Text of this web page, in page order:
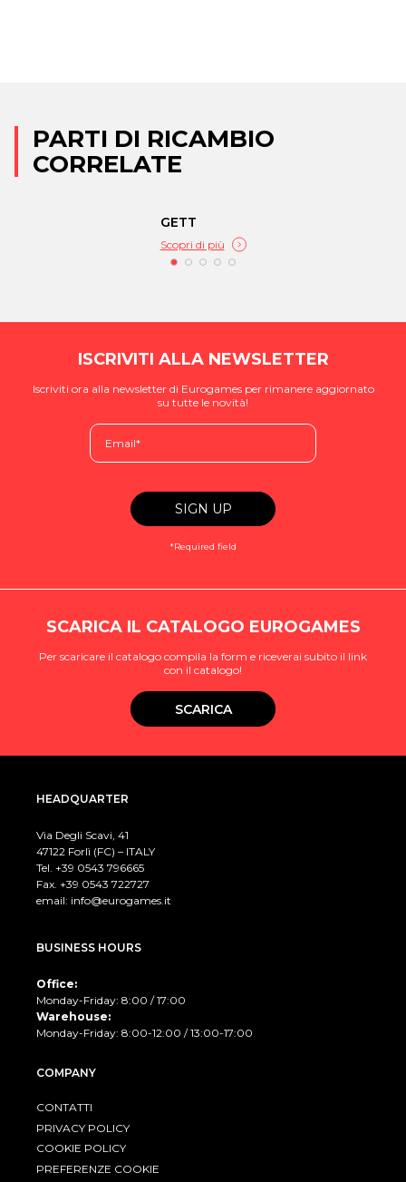
PARTI DI RICAMBIO
CORRELATE
GETT
Scopri di più
ISCRIVITI ALLA NEWSLETTER
Iscriviti ora alla newsletter di Eurogames per rimanere aggiornato
su tutte le novità!
*Required field
SCARICA IL CATALOGO EUROGAMES
Per scaricare il catalogo compila la form e riceverai subito il link
con il catalogo!
SCARICA
HEADQUARTER
Via Degli Scavi, 41
47122 Forlì (FC) – ITALY
Tel. +39 0543 796665
Fax. +39 0543 722727
email: info@eurogames.it
BUSINESS HOURS
Office:
Monday-Friday: 8:00 / 17:00
Warehouse:
Monday-Friday: 8:00-12:00 / 13:00-17:00
COMPANY
CONTATTI
PRIVACY POLICY
COOKIE POLICY
PREFERENZE COOKIE